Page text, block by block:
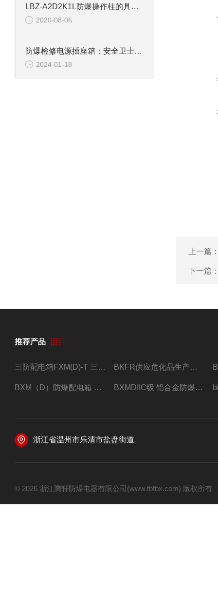
LBZ-A2D2K1L防爆操作柱的具体型号解释
2020-08-06
防爆检修电源插座箱：安全卫士在危险环境中的守护者
2024-01-18
上一篇
下一篇
推荐产品
三防配电箱FXM(D)-T 三防型黑色工程塑料 BKFR供应危化品生产车间1.5匹2匹3匹5匹防爆空调
BXM（D）防爆配电箱 防爆照明动力箱厂家 定做 BXMDIIC级 铝合金防爆照明动力配电箱 加工定做
浙江省温州市乐清市盐盘街道
© 2026 浙江腾轩防爆电器有限公司(www.fbfbx.com) 版权所